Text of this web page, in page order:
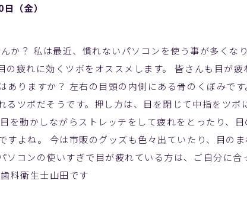
（金）
か？ 私は最近、慣れないパソコンを使う事が多くな
疲れに効くツボをオススメします。 皆さんも目が疲
りますか？ 左右の目頭の内側にある骨のくぼみです
るツボだそうです。押し方は、目を閉じて中指をツボ
を動かしながらストレッチをして疲れをとったり、
すよね。 今は市販のグッズも色々出ていたり、目の
ソコンの使いすぎで目が疲れている方は、ご自分に合
科衛生士山田です